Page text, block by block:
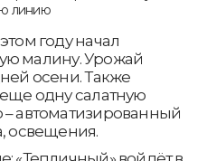
году начал
малину. Урожай
осени. Также
одну салатную
автоматизированный
освещения.